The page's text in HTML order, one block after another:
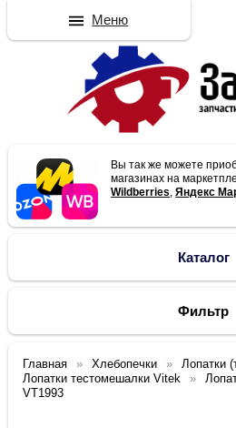
Вы так же можете
магазинах на
Wildberries,Яндекс
Каталог
Фильтр
Главная Хлебопечки
Лопатки
Лопатки тестомешалки Vitek
VT1993
Меню